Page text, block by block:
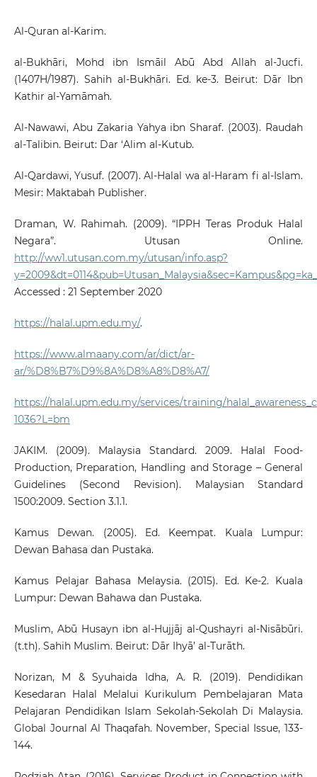
Al-Quran al-Karim.
al-Bukhāri, Mohd ibn Ismāil Abū Abd Allah al-Jucfi.
(1407H/1987). Sahih al-Bukhāri. Ed. ke-3. Beirut: Dār Ibn
Kathir al-Yamāmah.
Al-Nawawi, Abu Zakaria Yahya ibn Sharaf. (2003). Raudah
al-Talibin. Beirut: Dar ‘Alim al-Kutub.
Al-Qardawi, Yusuf. (2007). Al-Halal wa al-Haram fi al-Islam.
Mesir: Maktabah Publisher.
Draman, W. Rahimah. (2009). “IPPH Teras Produk Halal
Negara”. Utusan Online.
http://ww1.utusan.com.my/utusan/info.asp?
Accessed : 21 September 2020
https://halal.upm.edu.my/.
https://www.almaany.com/ar/dict/ar-
ar/%D8%B7%D9%8A%D8%A8%D8%A7/
https://halal.upm.edu.my/services/training/
1036?L=bm
JAKIM. (2009). Malaysia Standard. 2009. Halal Food-
Production, Preparation, Handling and Storage – General
Guidelines (Second Revision). Malaysian Standard
1500:2009. Section 3.1.1.
Kamus Dewan. (2005). Ed. Keempat. Kuala Lumpur:
Dewan Bahasa dan Pustaka.
Kamus Pelajar Bahasa Melaysia. (2015). Ed. Ke-2. Kuala
Lumpur: Dewan Bahawa dan Pustaka.
Muslim, Abū Husayn ibn al-Hujjāj al-Qushayri al-Nisābūri.
(t.th). Sahih Muslim. Beirut: Dār Ihyā’ al-Turāth.
Norizan, M & Syuhaida Idha, A. R. (2019). Pendidikan
Kesedaran Halal Melalui Kurikulum Pembelajaran Mata
Pelajaran Pendidikan Islam Sekolah-Sekolah Di Malaysia.
Global Journal Al Thaqafah. November, Special Issue, 133-
144.